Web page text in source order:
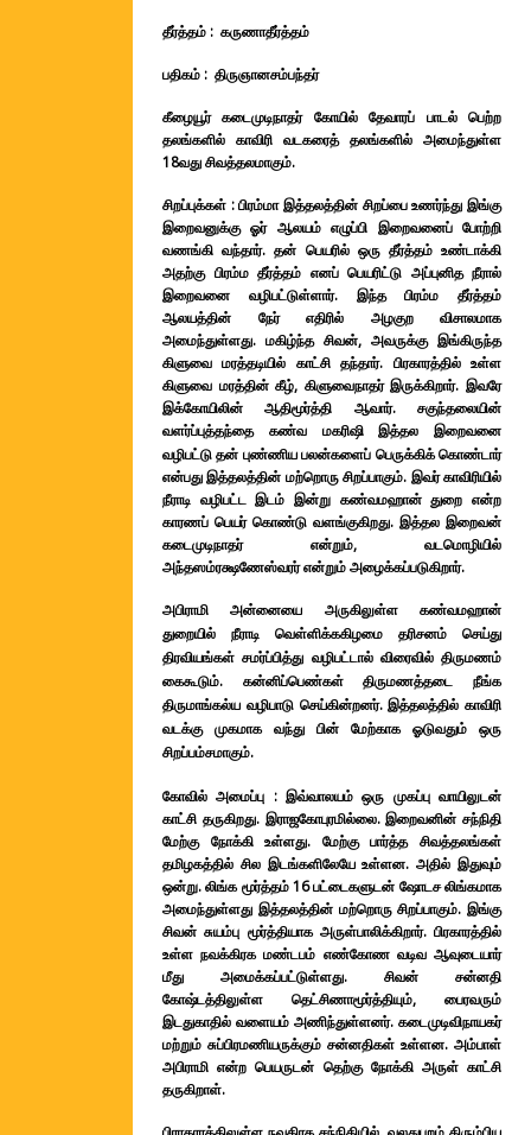
தீர்த்தம் : கருணாதீர்த்தம்
பதிகம் : திருஞானசம்பந்தர்
கீழையூர் கடைமுடிநாதர் கோயில் தேவாரப் பாடல் பெற்ற
தலங்களில் காவிரி வடகரைத் தலங்களில் அமைந்துள்ள
18வது சிவத்தலமாகும்.
சிறப்புக்கள் : பிரம்மா இத்தலத்தின் சிறப்பை உணர்ந்து இங்கு
இறைவனுக்கு ஓர் ஆலயம் எழுப்பி இறைவனைப் போற்றி
வணங்கி வந்தார். தன் பெயரில் ஒரு தீர்த்தம் உண்டாக்கி
அதற்கு பிரம்ம தீர்த்தம் எனப் பெயரிட்டு அப்புனித நீரால்
இறைவனை வழிபட்டுள்ளார். இந்த பிரம்ம தீர்த்தம்
ஆலயத்தின் நேர் எதிரில் அழகுற விசாலமாக
அமைந்துள்ளது. மகிழ்ந்த சிவன், அவருக்கு இங்கிருந்த
கிளுவை மரத்தடியில் காட்சி தந்தார். பிரகாரத்தில் உள்ள
கிளுவை மரத்தின் கீழ், கிளுவைநாதர் இருக்கிறார். இவரே
இக்கோயிலின் ஆதிமூர்த்தி ஆவார். சகுந்தலையின்
வளர்ப்புத்தந்தை கண்வ மகரிஷிஇத்தல இறைவனை
வழிபட்டு தன் புண்ணிய பலன்களைப் பெருக்கிக் கொண்டார்
என்பது இத்தலத்தின் மற்றொரு சிறப்பாகும். இவர் காவிரியில்
நீராடி வழிபட்ட இடம் இன்று கண்வமஹான் துறை என்ற
காரணப் பெயர் கொண்டு வளங்குகிறது. இத்தல இறைவன்
கடைமுடிநாதர் என்றும், வடமொழியில்
அந்தஸம்ரக்ஷணேஸ்வரர் என்றும் அழைக்கப்படுகிறார்.
அபிராமி அன்னையை அருகிலுள்ள கண்வமஹான்
துறையில் நீராடி வெள்ளிக்ககிழமை தரிசனம் செய்து
திரவியங்கள் சமர்ப்பித்து வழிபட்டால் விரைவில் திருமணம்
கைகூடும். கன்னிப்பெண்கள் திருமணத்தடை நீங்க
திருமாங்கல்ய வழிபாடு செய்கின்றனர். இத்தலத்தில் காவிரி
வடக்கு முகமாக வந்து பின் மேற்காக ஓடுவதும் ஒரு
சிறப்பம்சமாகும்.
கோவில் அமைப்பு : இவ்வாலயம் ஒரு முகப்பு வாயிலுடன்
காட்சி தருகிறது. இராஜகோபுரமில்லை. இறைவனின் சந்நிதி
மேற்கு நோக்கி உள்ளது. மேற்கு பார்த்த சிவத்தலங்கள்
தமிழகத்தில் சில இடங்களிலேயே உள்ளன. அதில் இதுவும்
ஒன்று. லிங்க மூர்த்தம் 16 பட்டைகளுடன் ஷோடச லிங்கமாக
அமைந்துள்ளது இத்தலத்தின் மற்றொரு சிறப்பாகும். இங்கு
சிவன் சுயம்பு மூர்த்தியாக அருள்பாலிக்கிறார். பிரகாரத்தில்
உள்ள நவக்கிரக மண்டபம் எண்கோண வடிவ ஆவுடையார்
மீது அமைக்கப்பட்டுள்ளது. சிவன் சன்னதி
கோஷ்டத்திலுள்ள தெட்சிணாமூர்த்தியும், பைரவரும்
இடதுகாதில் வளையம் அணிந்துள்ளனர். கடைமுடிவிநாயகர்
மற்றும் சுப்பிரமணியருக்கும் சன்னதிகள் உள்ளன. அம்பாள்
அபிராமி என்ற பெயருடன் தெற்கு நோக்கி அருள் காட்சி
தருகிறாள்.